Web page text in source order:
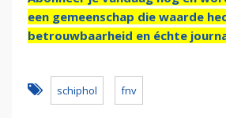
een gemeenschap die waarde
betrouwbaarheid en échte
schiphol fnv